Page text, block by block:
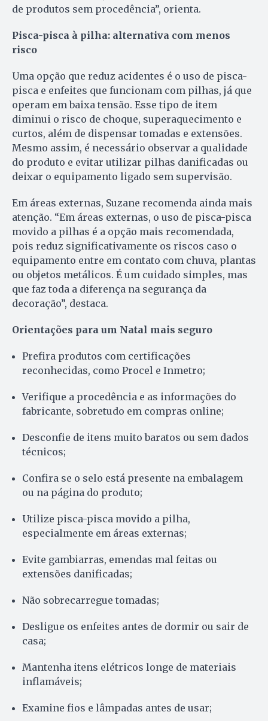
de produtos sem procedência”, orienta.
Pisca-pisca à pilha: alternativa com menos
risco
Uma opção que reduz acidentes é o uso de pisca-
pisca e enfeites que funcionam com pilhas, já que
operam em baixa tensão. Esse tipo de item
diminui o risco de choque, superaquecimento e
curtos, além de dispensar tomadas e extensões.
Mesmo assim, é necessário observar a qualidade
do produto e evitar utilizar pilhas danificadas ou
deixar o equipamento ligado sem supervisão.
Em áreas externas, Suzane recomenda ainda mais
atenção. “Em áreas externas, o uso de pisca-pisca
movido a pilhas é a opção mais recomendada,
pois reduz significativamente os riscos caso o
equipamento entre em contato com chuva, plantas
ou objetos metálicos. É um cuidado simples, mas
que faz toda a diferença na segurança da
decoração”, destaca.
Orientações para um Natal mais seguro
Prefira produtos com certificações
reconhecidas, como Procel e Inmetro;
Verifique a procedência e as informações do
fabricante, sobretudo em compras online;
Desconfie de itens muito baratos ou sem dados
técnicos;
Confira se o selo está presente na embalagem
ou na página do produto;
Utilize pisca-pisca movido a pilha,
especialmente em áreas externas;
Evite gambiarras, emendas mal feitas ou
extensões danificadas;
Não sobrecarregue tomadas;
Desligue os enfeites antes de dormir ou sair de
casa;
Mantenha itens elétricos longe de materiais
inflamáveis;
Examine fios e lâmpadas antes de usar;